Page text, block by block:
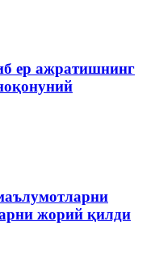
ер ажратишнинг
жорий қилди